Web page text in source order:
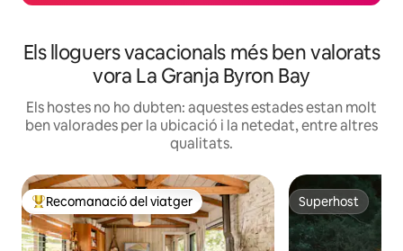
Els lloguers vacacionals més ben valorats
vora La Granja Byron Bay
Els hostes no ho dubten: aquestes estades estan molt
ben valorades per la ubicació i la netedat, entre altres
qualitats.
Principals recomanacions dels viatgers
Recomanació del viatger Superhost
Superhost